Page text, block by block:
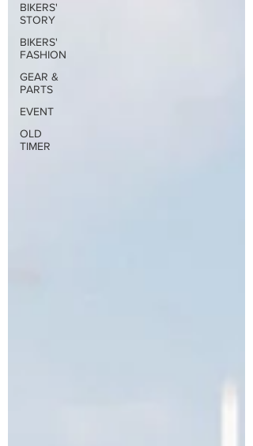
BIKERS'
STORY
BIKERS'
FASHION
GEAR &
PARTS
EVENT
OLD
TIMER